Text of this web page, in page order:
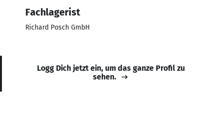
Fachlagerist
Richard Posch GmbH
Logg Dich jetzt ein, um das ganze Profil zu
sehen.